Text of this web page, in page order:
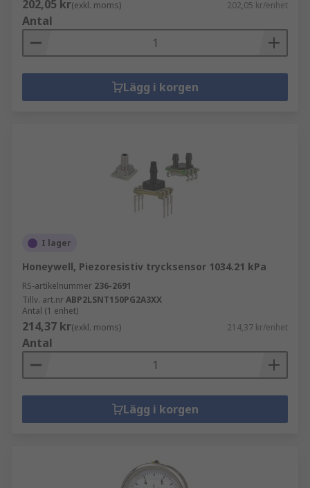
202,05 kr(exkl. moms) 202,05 kr/enhet
Antal
Lägg i korgen
I lager
Honeywell, Piezoresistiv trycksensor 1034.21 kPa
RS-artikelnummer 236-2691
Tillv. art.nrABP2LSNT150PG2A3XX
Antal (1 enhet)
214,37 kr(exkl. moms) 214,37 kr/enhet
Antal
Lägg i korgen